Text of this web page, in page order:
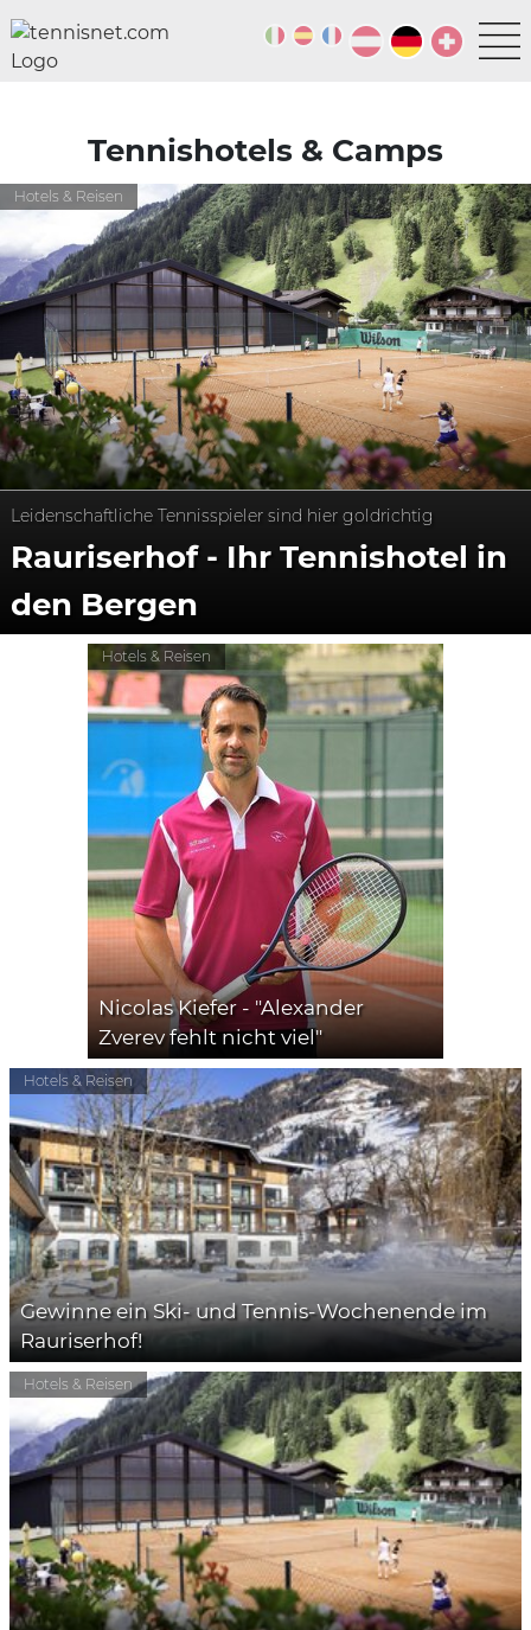
Tennishotels & Camps
Hotels & Reisen
Leidenschaftliche Tennisspieler sind hier goldrichtig
Rauriserhof - Ihr Tennishotel in
den Bergen
Hotels & Reisen
Nicolas Kiefer - "Alexander
Zverev fehlt nicht viel"
Hotels & Reisen
Gewinne ein Ski- und Tennis-Wochenende im
Rauriserhof!
Hotels & Reisen